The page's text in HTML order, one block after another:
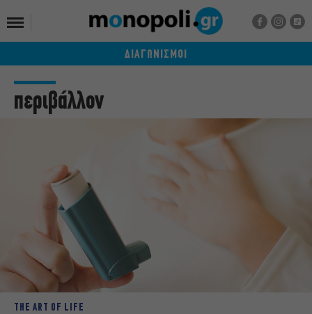
ΔΙΑΓΩΝΙΣΜΟΙ
περιβάλλον
THE ART OF LIFE